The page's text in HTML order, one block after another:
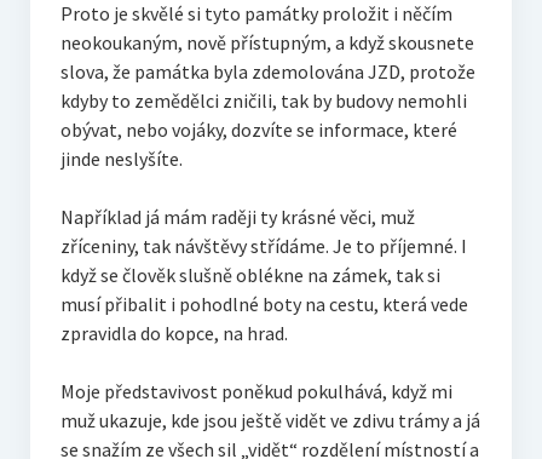
Proto je skvělé si tyto památky proložit i něčím
neokoukaným, nově přístupným, a když skousnete
slova, že památka byla zdemolována JZD, protože
kdyby to zemědělci zničili, tak by budovy nemohli
obývat, nebo vojáky, dozvíte se informace, které
jinde neslyšíte.
Například já mám raději ty krásné věci, muž
zříceniny, tak návštěvy střídáme. Je to příjemné. I
když se člověk slušně oblékne na zámek, tak si
musí přibalit i pohodlné boty na cestu, která vede
zpravidla do kopce, na hrad.
Moje představivost poněkud pokulhává, když mi
muž ukazuje, kde jsou ještě vidět ve zdivu trámy a já
se snažím ze všech sil „vidět“ rozdělení místností a